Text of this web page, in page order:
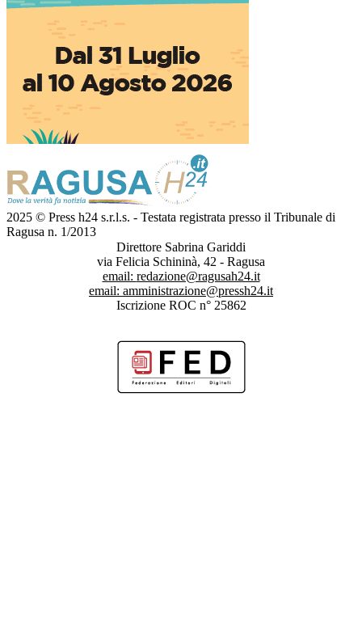
2025 © Press h24 s.r.l.s. - Testata registrata presso il Tribunale di
Ragusa n. 1/2013
Direttore Sabrina Gariddi
via Felicia Schininà, 42 - Ragusa
email: redazione@ragusah24.it
email: amministrazione@pressh24.it
Iscrizione ROC n° 25862